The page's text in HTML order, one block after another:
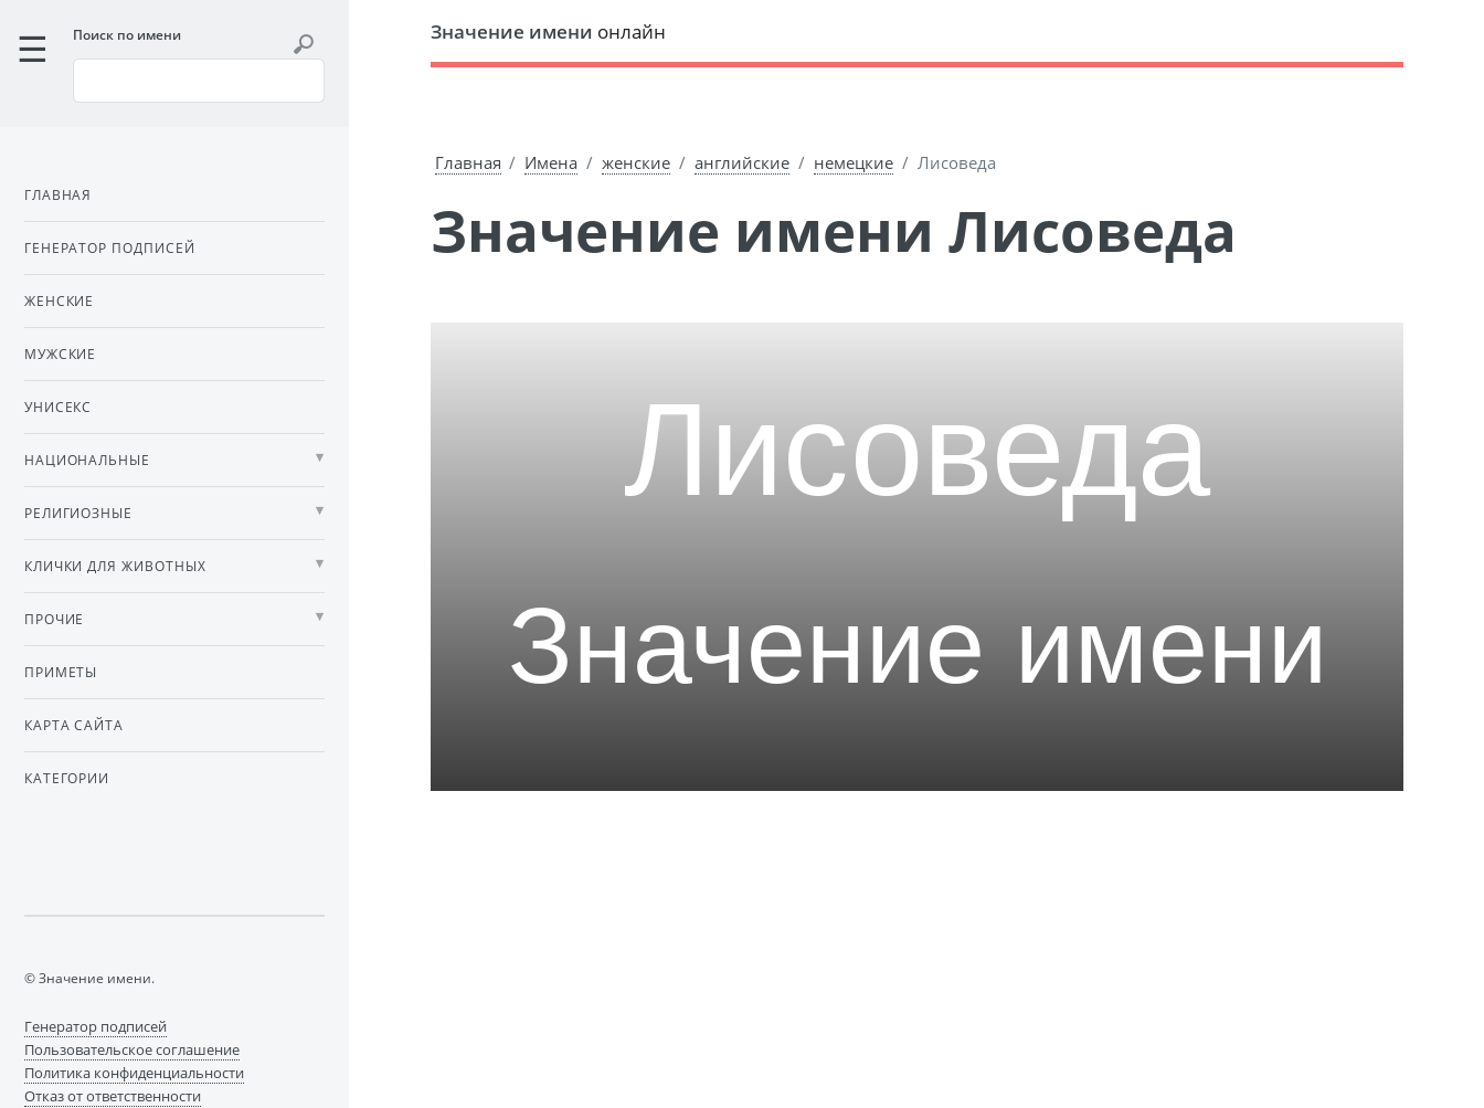
Значение имени онлайн
Главная Имена женские английские немецкие Лисоведа
Значение имени Лисоведа
Поиск по имени
ГЛАВНАЯ
ГЕНЕРАТОР ПОДПИСЕЙ
ЖЕНСКИЕ
МУЖСКИЕ
УНИСЕКС
НАЦИОНАЛЬНЫЕ
РЕЛИГИОЗНЫЕ
КЛИЧКИ ДЛЯ ЖИВОТНЫХ
ПРОЧИЕ
ПРИМЕТЫ
КАРТА САЙТА
КАТЕГОРИИ
© Значение имени.
Генератор подписей
Пользовательское соглашение
Политика конфиденциальности
Отказ от ответственности